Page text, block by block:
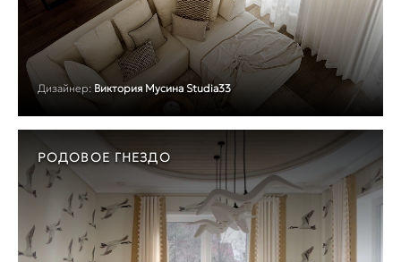
Дизайнер: Виктория Мусина Studia33
РОДОВОЕ ГНЕЗДО